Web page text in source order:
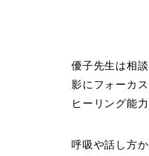
優子先生は相
影にフォーカ
ヒーリング能
呼吸や話し方